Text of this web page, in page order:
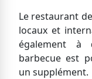
Le restaurant
locaux et
également à
barbecue est
un supplément.